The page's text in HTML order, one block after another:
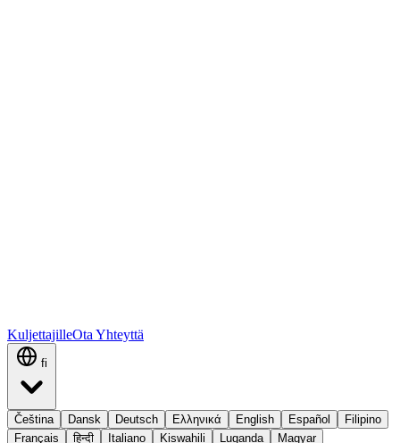
KuljettajilleOta Yhteyttä
fi
Čeština Dansk Deutsch Ελληνικά English Español
Filipino
Français
हिन्दी Italiano Kiswahili Luganda Magyar